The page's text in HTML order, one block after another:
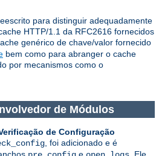
para distinguir adequadamente
HTTP/1.1 da RFC2616 fornecidos
genérico de chave/valor fornecido
bem como para abranger o cache
por mecanismos como o
de Módulos
de Configuração
, foi adicionado e é